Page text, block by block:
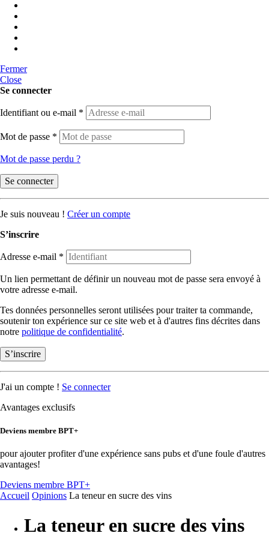
Fermer
Close
Se connecter
Identifiant ou e-mail *
Mot de passe *
Mot de passe perdu ?
Se connecter
Je suis nouveau ! Créer un compte
S’inscrire
Adresse e-mail *
Un lien permettant de définir un nouveau mot de passe sera envoyé à
votre adresse e-mail.
Tes données personnelles seront utilisées pour traiter ta commande,
soutenir ton expérience sur ce site web et à d'autres fins décrites dans
notre politique de confidentialité.
S’inscrire
J'ai un compte ! Se connecter
Avantages exclusifs
Deviens membre BPT+
pour ajouter profiter d'une expérience sans pubs et d'une foule d'autres
avantages!
Deviens membre BPT+
Accueil Opinions La teneur en sucre des vins
La teneur en sucre des vins